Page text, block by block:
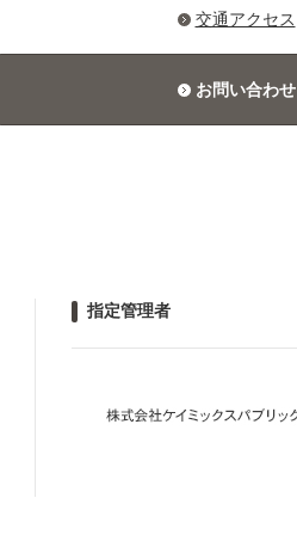
交通アクセス
お問い合わせ
指定管理者